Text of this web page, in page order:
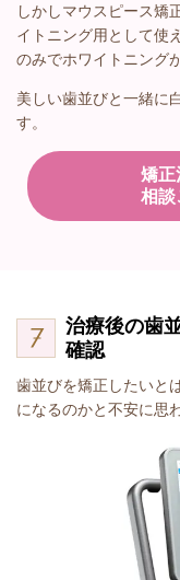
しかしマウスピース矯
イトニング用として使
のみでホワイトニング
美しい歯並びと一緒に
す。
矯正
相談
治療後の歯
確認
歯並びを矯正したいと
になるのかと不安に思